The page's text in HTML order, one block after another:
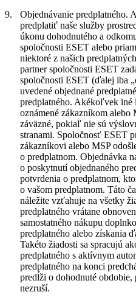
9.
Objednávanie predplatného.
predplatiť naše služby
úkonu dohodnutého a
spoločnosti ESET alebo
niektoré z našich
partner spoločnosti ESET
spoločnosti ESET (ďalej iba „
uvedené objednané
predplatného. Akékoľvek iné
oznámené zákazníkom
záväzné, pokiaľ nie sú
stranami. Spoločnosť ESET
zákazníkovi alebo MSP
o predplatnom. Objednávka
o poskytnutí objednaného
potvrdenia o predplatnom,
o vašom predplatnom. Táto
náležite vzťahuje na všetky
predplatného vrátane
samostatného nákupu
predplatného alebo získania
Takéto žiadosti sa spracujú
predplatného s aktívnym
predplatného na konci
predĺži o dohodnuté
nezruší.